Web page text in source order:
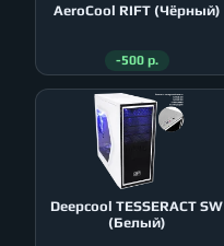
AeroСool RIFT (Чёрный)
-500 р.
Deepcool TESSERACT SW
(Белый)